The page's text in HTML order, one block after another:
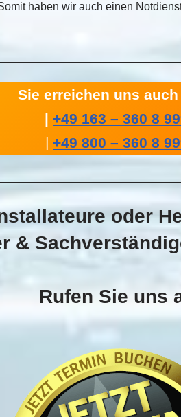
haben wir auch einen
Sie erreichen uns
| +49 163 – 360 8
| +49 800 – 360 8
oder
&
Rufen Sie uns